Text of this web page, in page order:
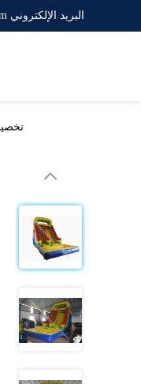
البريد الإلكتروني info@reliableinflatable.com